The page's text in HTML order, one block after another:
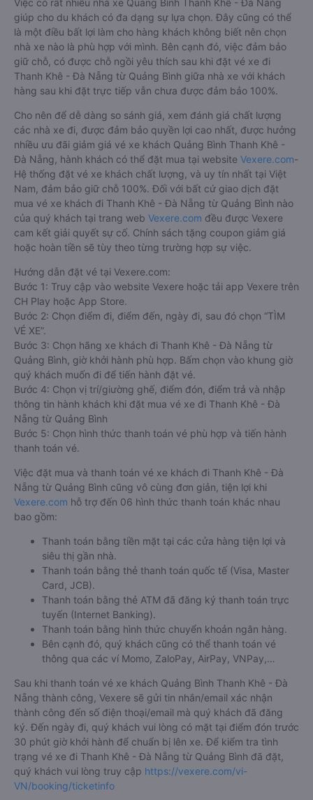
Việc có rất nhiều nhà xe Quảng Bình Thanh Khê - Đà Nẵng
giúp cho du khách có đa dạng sự lựa chọn. Đây cũng có thể
là một điều bất lợi làm cho hàng khách không biết nên chọn
nhà xe nào là phù hợp với mình. Bên cạnh đó, việc đảm bảo
giữ chỗ, có được chỗ ngồi yêu thích sau khi đặt vé xe đi
Thanh Khê - Đà Nẵng từ Quảng Bình giữa nhà xe với khách
hàng sau khi đặt trực tiếp vẫn chưa được đảm bảo 100%.
Cho nên để dễ dàng so sánh giá, xem đánh giá chất lượng
các nhà xe đi, được đảm bảo quyền lợi cao nhất, được hưởng
nhiều ưu đãi giảm giá vé xe khách Quảng Bình Thanh Khê -
Đà Nẵng, hành khách có thể đặt mua tại website Vexere.com-
Hệ thống đặt vé xe khách chất lượng, và uy tín nhất tại Việt
Nam, đảm bảo giữ chỗ 100%. Đối với bất cứ giao dịch đặt
mua vé xe khách đi Thanh Khê - Đà Nẵng từ Quảng Bình nào
của quý khách tại trang web Vexere.com đều được Vexere
cam kết giải quyết sự cố. Chính sách tặng coupon giảm giá
hoặc hoàn tiền sẽ tùy theo từng trường hợp sự việc.
Hướng dẫn đặt vé tại Vexere.com:
Bước 1: Truy cập vào website Vexere hoặc tải app Vexere trên
CH Play hoặc App Store.
Bước 2: Chọn điểm đi, điểm đến, ngày đi, sau đó chọn “TÌM
VÉ XE”.
Bước 3: Chọn hãng xe khách đi Thanh Khê - Đà Nẵng từ
Quảng Bình, giờ khởi hành phù hợp. Bấm chọn vào khung giờ
quý khách muốn đi để tiến hành đặt vé.
Bước 4: Chọn vị trí/giường ghế, điểm đón, điểm trả và nhập
thông tin hành khách khi đặt mua vé xe đi Thanh Khê - Đà
Nẵng từ Quảng Bình
Bước 5: Chọn hình thức thanh toán vé phù hợp và tiến hành
thanh toán vé.
Việc đặt mua và thanh toán vé xe khách đi Thanh Khê - Đà
Nẵng từ Quảng Bình cũng vô cùng đơn giản, tiện lợi khi
Vexere.com hỗ trợ đến 06 hình thức thanh toán khác nhau
bao gồm:
Thanh toán bằng tiền mặt tại các cửa hàng tiện lợi và
siêu thị gần nhà.
Thanh toán bằng thẻ thanh toán quốc tế (Visa, Master
Card, JCB).
Thanh toán bằng thẻ ATM đã đăng ký thanh toán trực
tuyến (Internet Banking).
Thanh toán bằng hình thức chuyển khoản ngân hàng.
Bên cạnh đó, quý khách cũng có thể thanh toán vé
thông qua các ví Momo, ZaloPay, AirPay, VNPay,…
Sau khi thanh toán vé xe khách Quảng Bình Thanh Khê - Đà
Nẵng thành công, Vexere sẽ gửi tin nhắn/email xác nhận
thành công đến số điện thoại/email mà quý khách đã đăng
ký. Đến ngày đi, quý khách vui lòng có mặt tại điểm đón trước
30 phút giờ khởi hành để chuẩn bị lên xe. Để kiểm tra tình
trạng vé xe đi Thanh Khê - Đà Nẵng từ Quảng Bình đã đặt,
quý khách vui lòng truy cập https://vexere.com/vi-
VN/booking/ticketinfo